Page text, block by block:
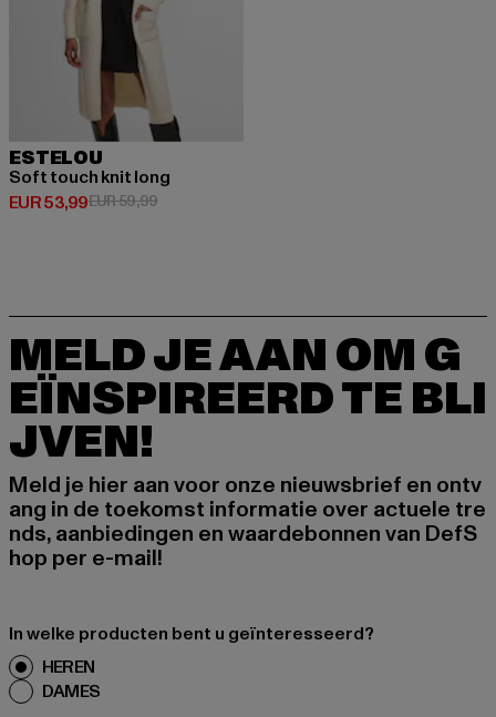
ESTELOU
Soft touch knit long
EUR 53,99
Huidige prijs: EUR 53,99
EUR 59,99Actieprijs: EUR 59,99
MELD JE AAN OM G
EÏNSPIREERD TE BLI
JVEN!
Meld je hier aan voor onze nieuwsbrief en ontv
ang in de toekomst informatie over actuele tre
nds, aanbiedingen en waardebonnen van DefS
hop per e-mail!
In welke producten bent u geïnteresseerd?
HEREN
DAMES